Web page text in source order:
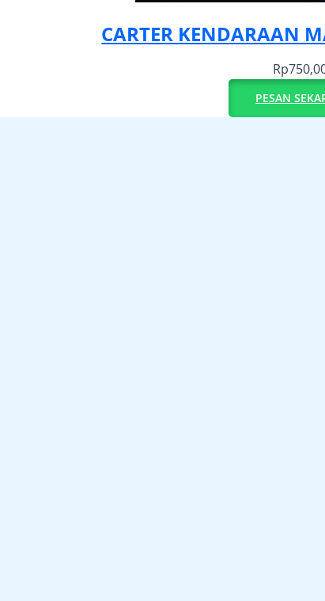
CARTER KENDARAAN
Rp
PESAN